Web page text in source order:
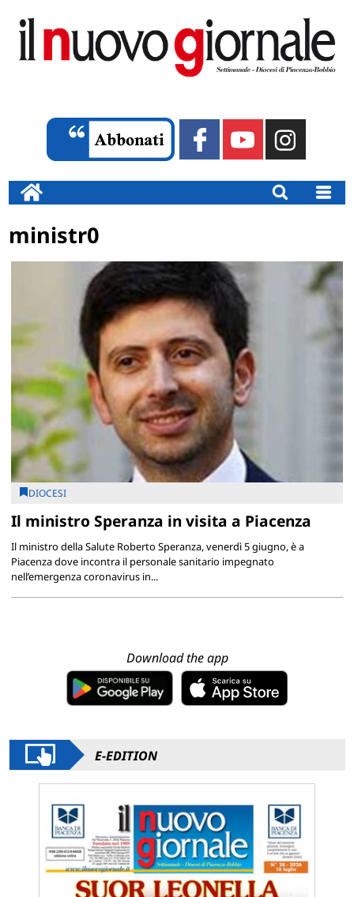
ministr0
DIOCESI
Il ministro Speranza in visita a Piacenza
Il ministro della Salute Roberto Speranza, venerdì 5 giugno, è a
Piacenza dove incontra il personale sanitario impegnato
nell’emergenza coronavirus in...
Download the app
E-EDITION